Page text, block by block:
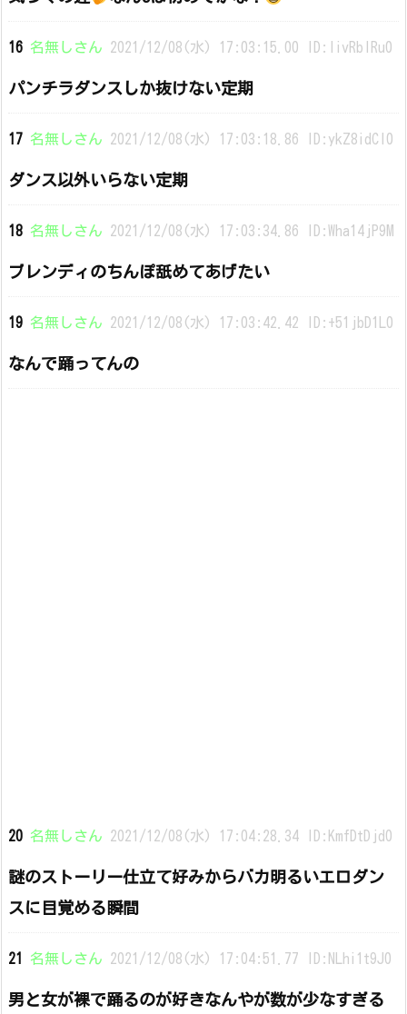
16 名無しさん 2021/12/08(水) 17:03:15.00 ID:livRbIRu0
パンチラダンスしか抜けない定期
17 名無しさん 2021/12/08(水) 17:03:18.86 ID:ykZ8idCI0
ダンス以外いらない定期
18 名無しさん 2021/12/08(水) 17:03:34.86 ID:Wha14jP9M
ブレンディのちんぽ舐めてあげたい
19 名無しさん 2021/12/08(水) 17:03:42.42 ID:+51jbD1L0
なんで踊ってんの
20 名無しさん 2021/12/08(水) 17:04:28.34 ID:KmfDtDjd0
謎のストーリー仕立て好みからバカ明るいエロダン
スに目覚める瞬間
21 名無しさん 2021/12/08(水) 17:04:51.77 ID:NLhi1t9J0
男と女が裸で踊るのが好きなんやが数が少なすぎる